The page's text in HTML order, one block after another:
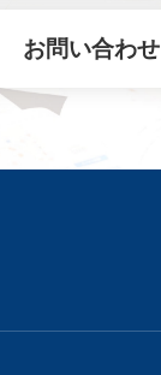
お問い合わせ